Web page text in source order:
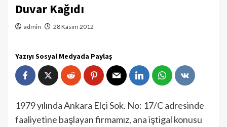
Duvar Kağıdı
admin 28 Kasım 2012
Yazıyı Sosyal Medyada Paylaş
1979 yılında Ankara Elçi Sok. No: 17/C adresinde
faaliyetine başlayan firmamız, ana iştigal konusu